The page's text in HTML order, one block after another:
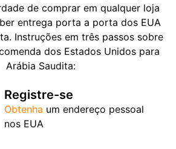
de comprar em qualquer loja
entrega porta a porta dos EUA
Instruções em três passos sobre
dos Estados Unidos para
Arábia Saudita:
Registre-se
Obtenha um endereço pessoal
nos EUA